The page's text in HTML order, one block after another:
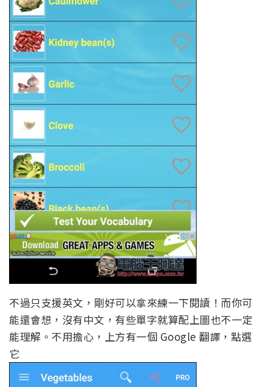
不過只支援英文，剛好可以拿來練一下閱讀！而你可
能還會想，沒有中文，有些單字就算配上圖也不一定
能理解。不用擔心，上方有一個 Google 翻譯，點選
它